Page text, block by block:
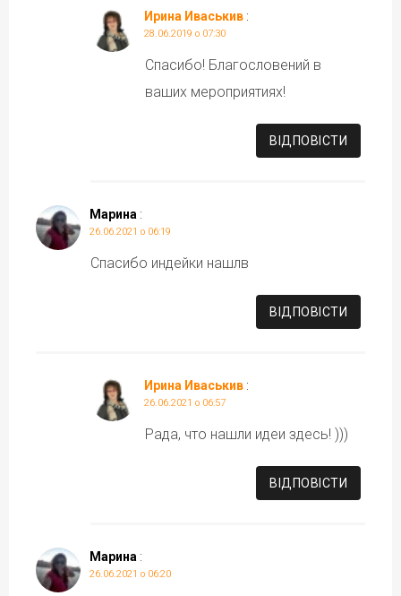
Ирина Иваськив :
28.06.2019 о 07:30
Спасибо! Благословений в
ваших мероприятиях!
ВІДПОВІCТИ
Марина :
26.06.2021 о 06:19
Спасибо индейки нашлв
ВІДПОВІCТИ
Ирина Иваськив :
26.06.2021 о 06:57
Рада, что нашли идеи здесь! )))
ВІДПОВІCТИ
Марина :
26.06.2021 о 06:20